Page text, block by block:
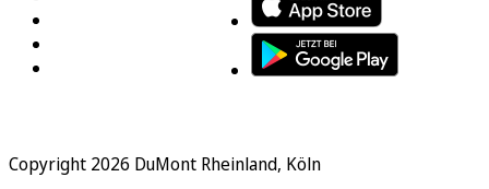
Copyright 2026 DuMont Rheinland, Köln